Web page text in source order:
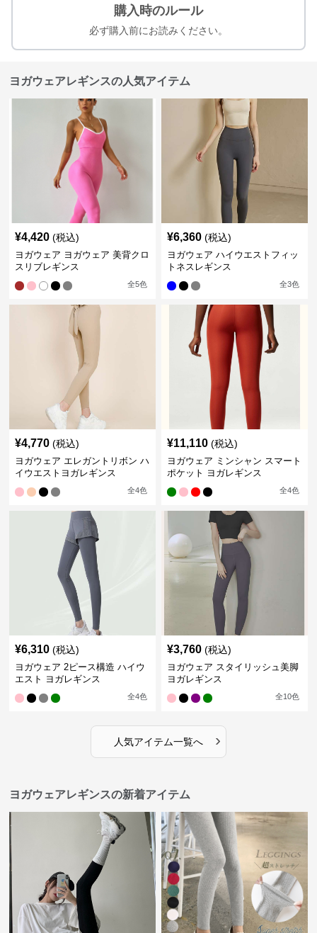
購入時のルール
必ず購入前にお読みください。
ヨガウェアレギンスの人気アイテム
¥4,420 (税込)
ヨガウェア ヨガウェア 美背クロ
スリブレギンス
全5色
¥6,360 (税込)
ヨガウェア ハイウエストフィッ
トネスレギンス
全3色
¥4,770 (税込)
ヨガウェア エレガントリボン ハ
イウエストヨガレギンス
全4色
¥11,110 (税込)
ヨガウェア ミンシャン スマート
ポケット ヨガレギンス
全4色
¥6,310 (税込)
ヨガウェア 2ピース構造 ハイウ
エスト ヨガレギンス
全4色
¥3,760 (税込)
ヨガウェア スタイリッシュ美脚
ヨガレギンス
全10色
人気アイテム一覧へ ›
ヨガウェアレギンスの新着アイテム